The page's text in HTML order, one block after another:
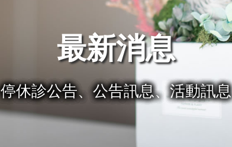
最新消息
停休診公告、公告訊息、活動訊息